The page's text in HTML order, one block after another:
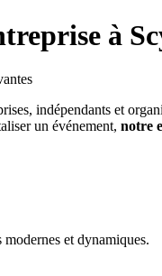
à
indépendants et
un événement, notre
et dynamiques.